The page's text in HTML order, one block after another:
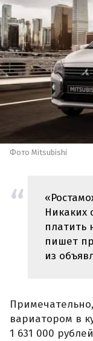
Фото Mitsubishi
Никаких
платить
пишет
из
вариатором в
1 631 000